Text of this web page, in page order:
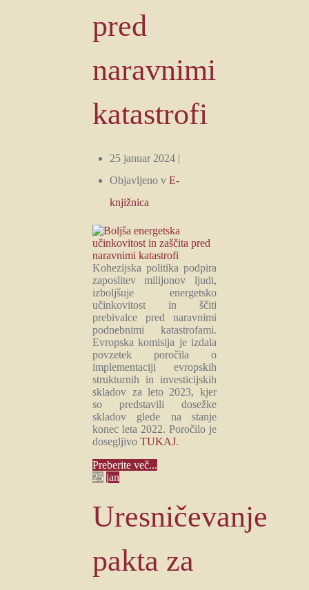
pred
naravnimi
katastrofi
25 januar 2024 |
Objavljeno v E-
knjižnica
Kohezijska politika podpira
zaposlitev milijonov ljudi,
izboljšuje energetsko
učinkovitost in ščiti
prebivalce pred naravnimi
podnebnimi katastrofami.
Evropska komisija je izdala
povzetek poročila o
implementaciji evropskih
strukturnih in investicijskih
skladov za leto 2023, kjer
so predstavili dosežke
skladov glede na stanje
konec leta 2022. Poročilo je
dosegljivoTUKAJ.
Preberite več...
25 jan
Uresničevanje
pakta za